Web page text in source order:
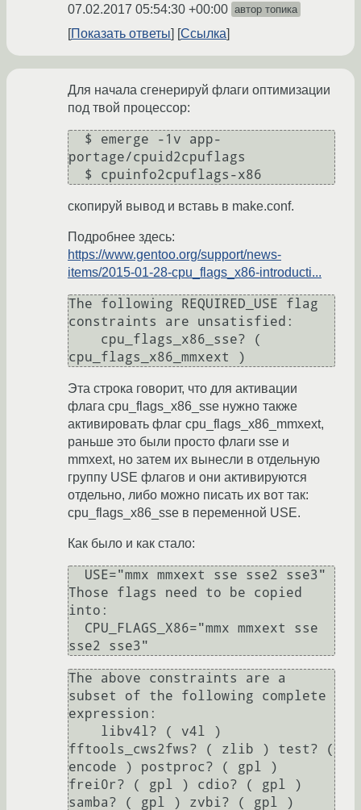
07.02.2017 05:54:30 +00:00 автор топика
Показать ответы Ссылка
Для начала сгенерируй флаги оптимизации
под твой процессор:
portage/cpuid2cpuflags
скопируй вывод и вставь в make.conf.
Подробнее здесь:
https://www.gentoo.org/support/news-
items/2015-01-28-cpu_flags_x86-introducti...
The following REQUIRED_USE flag
constraints are unsatisfied:
Эта строка говорит, что для активации
флага cpu_flags_x86_sse нужно также
активировать флаг cpu_flags_x86_mmxext,
раньше это были просто флаги sse и
mmxext, но затем их вынесли в отдельную
группу USE флагов и они активируются
отдельно, либо можно писать их вот так:
cpu_flags_x86_sse в переменной USE.
Как было и как стало:
Those flags need to be copied
into:
The above constraints are a
subset of the following complete
expression:
fftools_cws2fws? ( zlib ) test? (
encode ) postproc? ( gpl )
frei0r? ( gpl ) cdio? ( gpl )
samba? ( gpl ) zvbi? ( gpl )